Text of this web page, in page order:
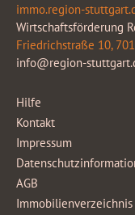
immo.region-
Wirtschaftsförderung
Friedrichstraße 10,
info@region-
Hilfe
Kontakt
Impressum
AGB
Immobilienverzeichnis